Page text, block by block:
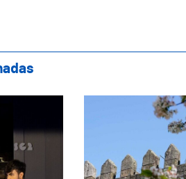
Festival Guimarães
Torre da